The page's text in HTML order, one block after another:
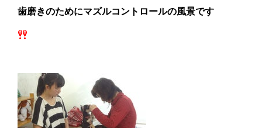
歯磨きのためにマズルコントロールの風景です